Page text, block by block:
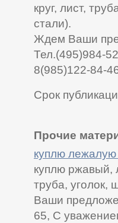
круг, лист,
стали).
Ждем Ваши
Тел.(495)984-
8(985)122-84-
Срок
Прочие
куплю
куплю ржавый,
труба,
Ваши
65, С